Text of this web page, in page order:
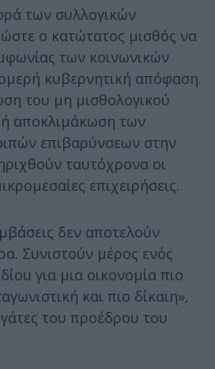
των συλλογικών
ο κατώτατος μισθός να
των κοινωνικών
κυβερνητική απόφαση.
του μη μισθολογικού
αποκλιμάκωση των
επιβαρύνσεων στην
ταυτόχρονα οι
επιχειρήσεις.
δεν αποτελούν
Συνιστούν μέρος ενός
για μια οικονομία πιο
και πιο δίκαιη»,
του προέδρου του